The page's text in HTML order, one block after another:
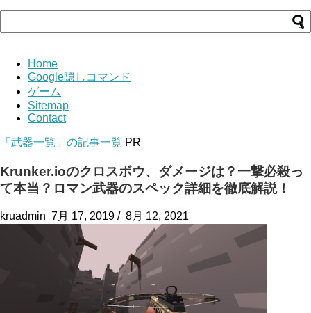
Home
Google隠しコマンド
ゲーム
Sitemap
Contact
「武器一覧」の記事一覧 PR
Krunker.ioのクロスボウ、ダメージは？一撃必殺っ
て本当？ロマン武器のスペック詳細を徹底解説！
kruadmin 7月 17, 2019 / 8月 12, 2021